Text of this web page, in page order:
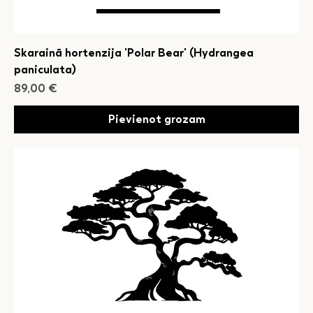
Skarainā hortenzija 'Polar Bear' (Hydrangea
paniculata)
Cena
89,00 €
Pievienot grozam